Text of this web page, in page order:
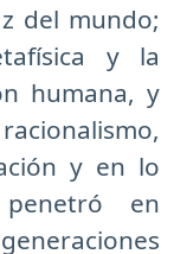
del mundo;
y la
humana, y
y en lo
en